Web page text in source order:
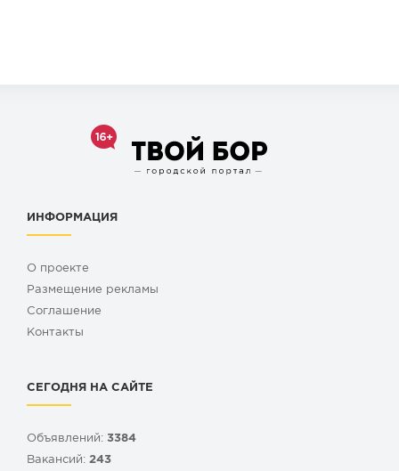
ИНФОРМАЦИЯ
О проекте
Размещение рекламы
Cоглашение
Контакты
СЕГОДНЯ НА САЙТЕ
Объявлений: 3384
Вакансий: 243